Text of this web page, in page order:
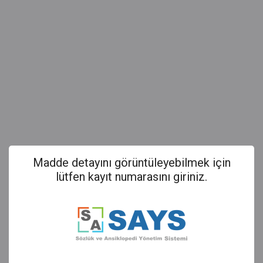
Madde detayını görüntüleyebilmek için
lütfen kayıt numarasını giriniz.